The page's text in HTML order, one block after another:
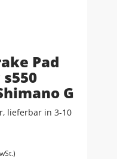
Pad
G
lieferbar in 3-10